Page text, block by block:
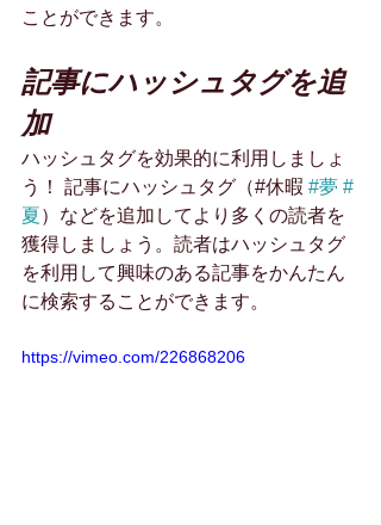
ことができます。
記事にハッシュタグを追
加
ハッシュタグを効果的に利用しましょ
う！ 記事にハッシュタグ（#休暇 #夢 #
夏）などを追加してより多くの読者を
獲得しましょう。読者はハッシュタグ
を利用して興味のある記事をかんたん
に検索することができます。
https://vimeo.com/226868206